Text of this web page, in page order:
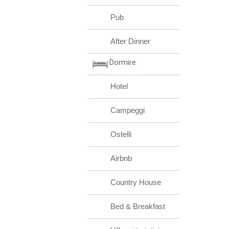
Pub
After Dinner
Dormire
Hotel
Campeggi
Ostelli
Airbnb
Country House
Bed & Breakfast